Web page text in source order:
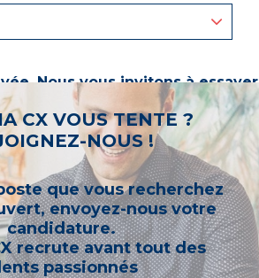
Nous vous invitons à essayer
ou à sélectionner un « métier ».
CX VOUS TENTE ?
NOUS !
que vous recherchez
envoyez-nous votre
candidature.
recrute avant tout des
passionnés